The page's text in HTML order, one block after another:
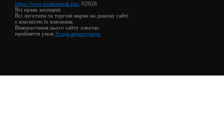
https://www.kramatorsk.biz/ ©2026
Всі права захищені.
Всі логотипи та торгові марки на даному сайті
є власністю їх власників.
Використання цього сайту означає
прийняття умов Угода користувача